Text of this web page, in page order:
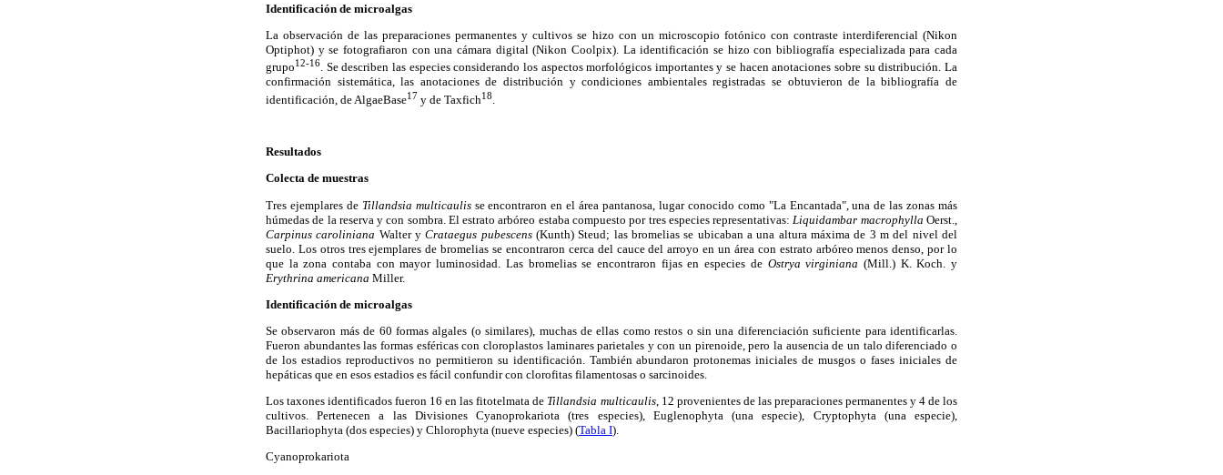
Identificación de microalgas
La observación de las preparaciones permanentes y cultivos se hizo con un microscopio fotónico con contraste interdiferencial (Nikon
Optiphot) y se fotografiaron con una cámara digital (Nikon Coolpix). La identificación se hizo con bibliografía especializada para cada
grupo12-16. Se describen las especies considerando los aspectos morfológicos importantes y se hacen anotaciones sobre su distribución. La
confirmación sistemática, las anotaciones de distribución y condiciones ambientales registradas se obtuvieron de la bibliografía de
identificación, de AlgaeBase17 y de Taxfich18
Resultados
Colecta de muestras
Tres ejemplares de Tillandsia multicaulisse encontraron en el área pantanosa, lugar conocido como "La Encantada", una de las zonas más
húmedas de la reserva y con sombra. El estrato arbóreo estaba compuesto por tres especies representativas: Liquidambar macrophylla Oerst.,
Carpinus caroliniana Walter yCrataegus pubescens(Kunth) Steud; las bromelias se ubicaban a una altura máxima de 3 m del nivel del
suelo. Los otros tres ejemplares de bromelias se encontraron cerca del cauce del arroyo en un área con estrato arbóreo menos denso, por lo
que la zona contaba con mayor luminosidad. Las bromelias se encontraron fijas en especies de Ostrya virginiana (Mill.) K. Koch. y
Erythrina americana Miller.
Identificación de microalgas
Se observaron más de 60 formas algales (o similares), muchas de ellas como restos o sin una diferenciación suficiente para identificarlas.
Fueron abundantes las formas esféricas con cloroplastos laminares parietales y con un pirenoide, pero la ausencia de un talo diferenciado o
de los estadios reproductivos no permitieron su identificación. También abundaron protonemas iniciales de musgos o fases iniciales de
hepáticas que en esos estadios es fácil confundir con clorofitas filamentosas o sarcinoides.
Los taxones identificados fueron 16 en las fitotelmata de Tillandsia multicaulis, 12 provenientes de las preparaciones permanentes y 4 de los
cultivos. Pertenecen a las Divisiones Cyanoprokariota (tres especies), Euglenophyta (una especie), Cryptophyta (una especie),
Bacillariophyta (dos especies) y Chlorophyta (nueve especies) (Tabla I).
Cyanoprokariota